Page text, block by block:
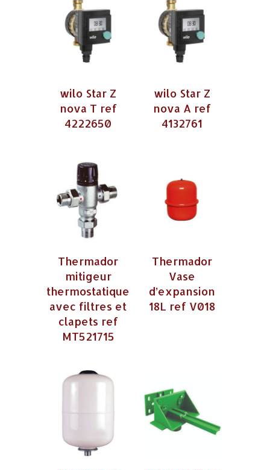
wilo Star Z
nova T ref
4222650
wilo Star Z
nova A ref
4132761
Thermador
mitigeur
thermostatique
avec filtres et
clapets ref
MT521715
Thermador
Vase
d’expansion
18L ref V018